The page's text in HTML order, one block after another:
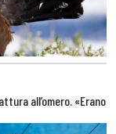
all’omero. «Erano